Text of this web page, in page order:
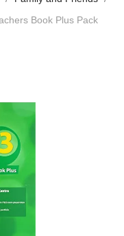
Book Plus Pack